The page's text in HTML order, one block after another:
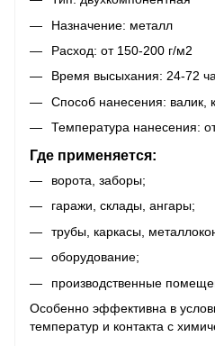
Назначение: металл
Расход: от 150-200 г/м2
Время высыхания: 24-72
Способ нанесения: валик,
Температура нанесения:
Где применяется:
ворота, заборы;
гаражи, склады, ангары;
трубы, каркасы,
оборудование;
производственные
Особенно эффективна в
температур и контакта с